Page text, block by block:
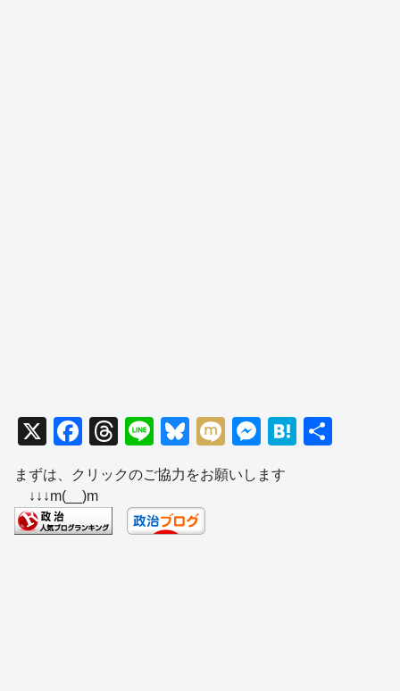
X
F
a
c
e
b
T
hr
e
a
d
Li
n
e
Bl
u
e
sk
y
M
ixi
M
e
ss
H
まずは、クリックのご協力をお願いします
↓↓↓m(__)m